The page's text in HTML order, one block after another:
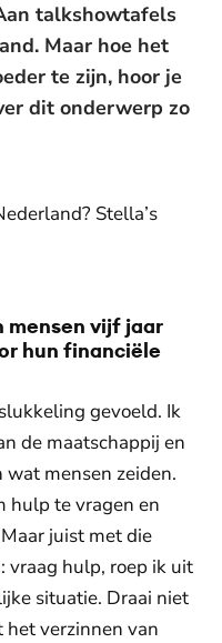
talkshowtafels
Maar hoe het
te zijn, hoor je
dit onderwerp zo
Stella’s
mensen vijf jaar
hun financiële
gevoeld. Ik
de maatschappij en
mensen zeiden.
hulp te vragen en
juist met die
vraag hulp, roep ik uit
situatie. Draai niet
het verzinnen van